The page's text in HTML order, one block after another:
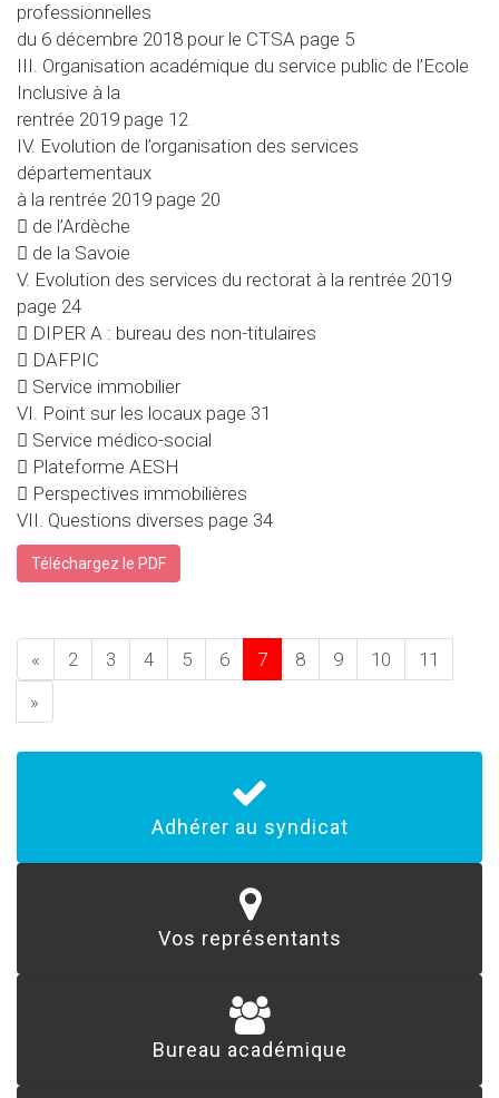
professionnelles
du 6 décembre 2018 pour le CTSA page 5
III. Organisation académique du service public de l’Ecole
Inclusive à la
rentrée 2019 page 12
IV. Evolution de l’organisation des services
départementaux
à la rentrée 2019 page 20
 de l’Ardèche
 de la Savoie
V. Evolution des services du rectorat à la rentrée 2019
page 24
 DIPER A : bureau des non-titulaires
 DAFPIC
 Service immobilier
VI. Point sur les locaux page 31
 Service médico-social
 Plateforme AESH
 Perspectives immobilières
VII. Questions diverses page 34
Téléchargez le PDF
« 2 3 4 5 6 7 8 9 10
11
»
Adhérer au syndicat
Vos représentants
Bureau académique